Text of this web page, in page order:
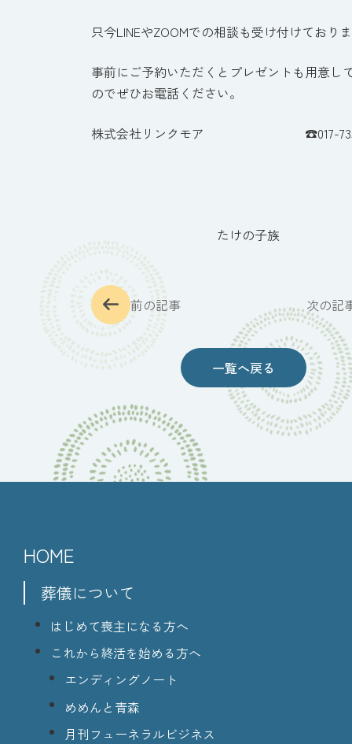
只今LINEやZOOMでの相談も受け付けており
事前にご予約いただくとプレゼントも用意し
のでぜひお電話ください。
株式会社リンクモア ☎017-735-
たけの子族
前の記事
一覧へ戻る
次の記
HOME
葬儀について
はじめて喪主になる方へ
これから終活を始める方へ
エンディングノート
めめんと青森
月刊フューネラルビジネス